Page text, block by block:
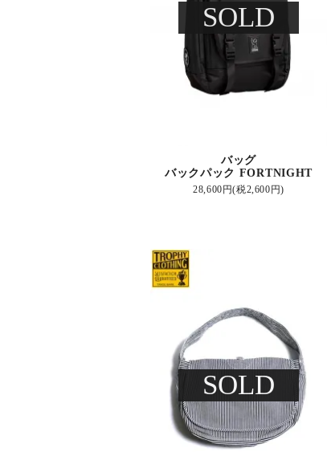
SOLD
バッグ
バックパック FORTNIGHT
28,600円(税2,600円)
SOLD